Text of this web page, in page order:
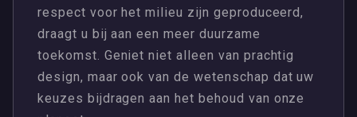
respect voor het milieu zijn geproduceerd,
draagt u bij aan een meer duurzame
toekomst. Geniet niet alleen van prachtig
design, maar ook van de wetenschap dat uw
keuzes bijdragen aan het behoud van onze